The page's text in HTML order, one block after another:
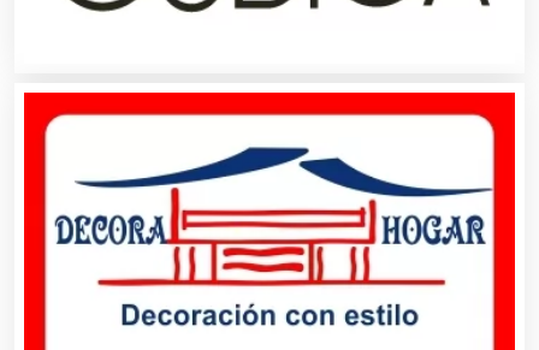
Artículos Deportivos
Artículos Importados
Artículos para el Hogar